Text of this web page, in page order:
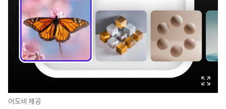
어도비 제공